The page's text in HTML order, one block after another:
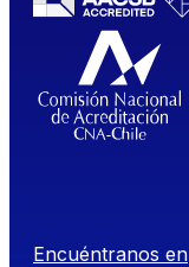
Encuéntranos en